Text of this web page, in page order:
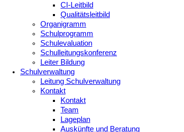
CI-Leitbild
Qualitätsleitbild
Organigramm
Schulprogramm
Schulevaluation
Schulleitungskonferenz
Leiter Bildung
Schulverwaltung
Leitung Schulverwaltung
Kontakt
Kontakt
Team
Lageplan
Auskünfte und Beratung